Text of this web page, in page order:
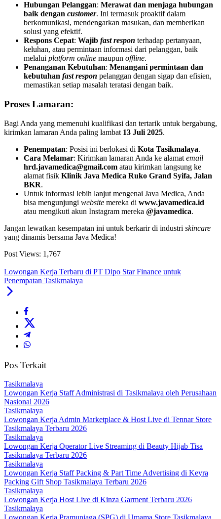
Hubungan Pelanggan: Merawat dan menjaga hubungan
baik dengan customer. Ini termasuk proaktif dalam
berkomunikasi, mendengarkan masukan, dan memberikan
solusi yang efektif.
Respons Cepat: Wajib fast respon terhadap pertanyaan,
keluhan, atau permintaan informasi dari pelanggan, baik
melalui platform online maupun offline.
Penanganan Kebutuhan: Menangani permintaan dan
kebutuhan fast respon pelanggan dengan sigap dan efisien,
memastikan setiap masalah teratasi dengan baik.
Proses Lamaran:
Bagi Anda yang memenuhi kualifikasi dan tertarik untuk bergabung,
kirimkan lamaran Anda paling lambat 13 Juli 2025.
Penempatan: Posisi ini berlokasi di Kota Tasikmalaya.
Cara Melamar: Kirimkan lamaran Anda ke alamat email
hrd.javamedica@gmail.com atau kirimkan langsung ke
alamat fisik Klinik Java Medica Ruko Grand Syifa, Jalan
BKR.
Untuk informasi lebih lanjut mengenai Java Medica, Anda
bisa mengunjungi website mereka di www.javamedica.id
atau mengikuti akun Instagram mereka @javamedica.
Jangan lewatkan kesempatan ini untuk berkarir di industri skincare
yang dinamis bersama Java Medica!
Post Views: 1,767
Lowongan Kerja Terbaru di PT Dipo Star Finance untuk
Penempatan Tasikmalaya
Pos Terkait
Tasikmalaya
Lowongan Kerja Staff Administrasi di Tasikmalaya oleh Perusahaan
Nasional 2026
Tasikmalaya
Lowongan Kerja Admin Marketplace & Host Live di Tennar Store
Tasikmalaya Terbaru 2026
Tasikmalaya
Lowongan Kerja Operator Live Streaming di Beauty Hijab Tisa
Tasikmalaya Terbaru 2026
Tasikmalaya
Lowongan Kerja Staff Packing & Part Time Advertising di Keyra
Packing Gift Shop Tasikmalaya Terbaru 2026
Tasikmalaya
Lowongan Kerja Host Live di Kinza Garment Terbaru 2026
Tasikmalaya